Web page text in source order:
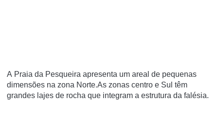
A Praia da Pesqueira apresenta um areal de pequenas
dimensões na zona Norte.As zonas centro e Sul têm
grandes lajes de rocha que integram a estrutura da falésia.